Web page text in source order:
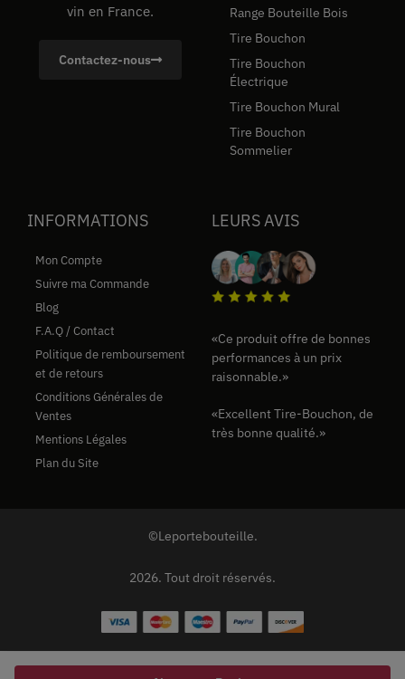
vin en France.
Contactez-nous
Range Bouteille Bois
Tire Bouchon
Tire Bouchon
Électrique
Tire Bouchon Mural
Tire Bouchon
Sommelier
INFORMATIONS
Mon Compte
Suivre ma Commande
Blog
F.A.Q / Contact
Politique de remboursement
et de retours
Conditions Générales de
Ventes
Mentions Légales
Plan du Site
LEURS AVIS
«Ce produit offre de bonnes
performances à un prix
raisonnable.»
«Excellent Tire-Bouchon, de
très bonne qualité.»
©Leportebouteille.
2026. Tout droit réservés.